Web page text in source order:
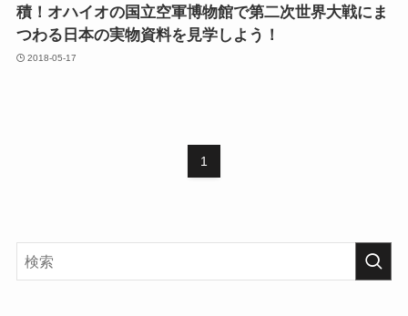
積！オハイオの国立空軍博物館で第二次世界大戦にま
つわる日本の実物資料を見学しよう！
2018-05-17
1